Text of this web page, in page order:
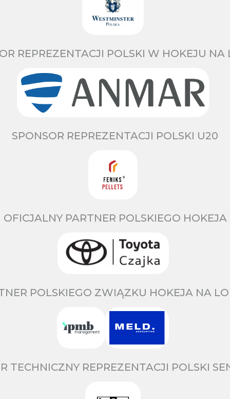
REPREZENTACJI POLSKI W HOKEJU NA
SPONSOR REPREZENTACJI POLSKI U20
OFICJALNY PARTNER POLSKIEGO HOKEJA
POLSKIEGO ZWIĄZKU HOKEJA NA
TECHNICZNY REPREZENTACJI POLSKI